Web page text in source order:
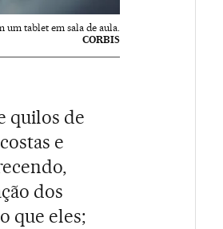
um tablet em sala de aula.
CORBIS
quilos de
e
dos
que eles;